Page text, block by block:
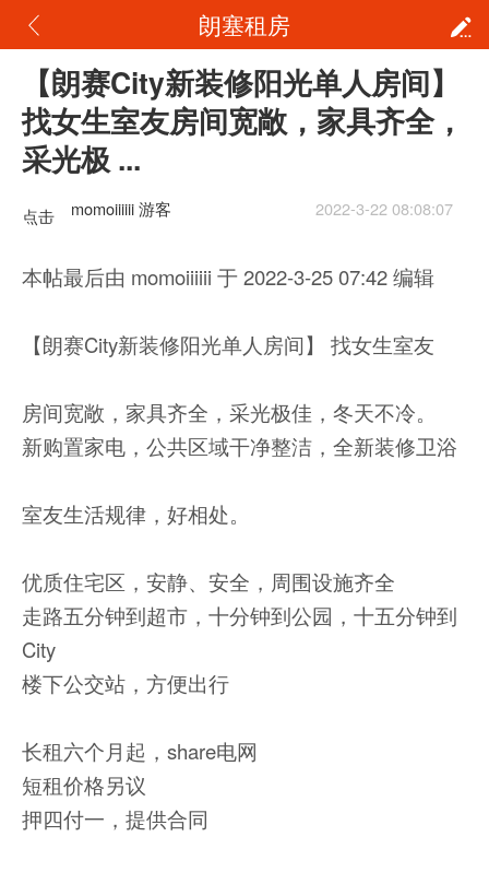
朗塞租房
【朗赛City新装修阳光单人房间】
找女生室友房间宽敞，家具齐全，
采光极 ...
点击
momoiiiiii 游客 2022-3-22 08:08:07
本帖最后由 momoiiiiii 于 2022-3-25 07:42 编辑
【朗赛City新装修阳光单人房间】 找女生室友
房间宽敞，家具齐全，采光极佳，冬天不冷。
新购置家电，公共区域干净整洁，全新装修卫浴
室友生活规律，好相处。
优质住宅区，安静、安全，周围设施齐全
走路五分钟到超市，十分钟到公园，十五分钟到
City
楼下公交站，方便出行
长租六个月起，share电网
短租价格另议
押四付一，提供合同